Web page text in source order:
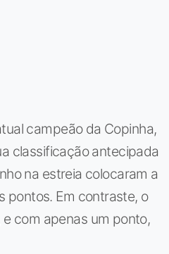
campeão da Copinha,
classificação antecipada
na estreia colocaram a
pontos. Em contraste, o
com apenas um ponto,